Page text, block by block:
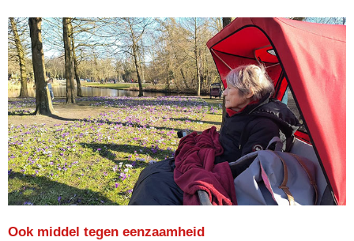
Ook middel tegen eenzaamheid